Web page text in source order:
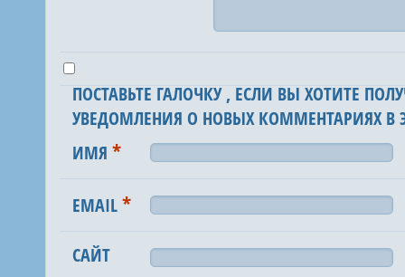
ПОСТАВЬТЕ ГАЛОЧКУ , ЕСЛИ ВЫ ХОТИТЕ
УВЕДОМЛЕНИЯ О НОВЫХ КОММЕНТАРИЯХ В
ИМЯ*
EMAIL*
САЙТ